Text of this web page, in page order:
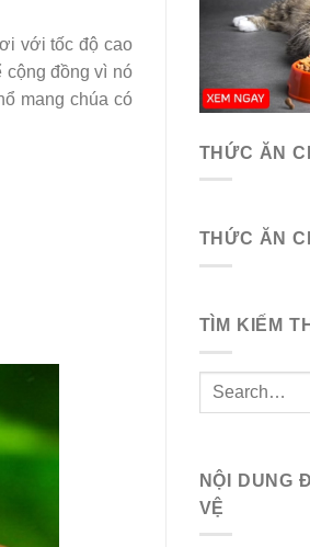
với tốc độ cao
cộng đồng vì nó
mang chúa có
THỨC ĂN
THỨC ĂN
TÌM KIẾM
NỘI DUNG
VỆ